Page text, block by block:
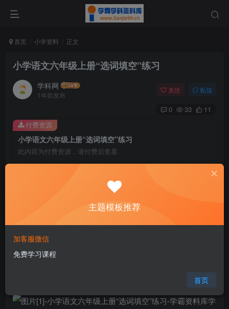
首页 小学资料 正文
小学语文六年级上册“选词填空”练习
学科网
1年前发布
关注 私信
0 33 11
小学语文六年级上册“选词填空”练习
此内容为付费资源，请付费后查看
9.9
暂时无法购买，请与站长联系
格式
页数
付费资源
主题模板推荐
加客服微信
免费学习课程
首页